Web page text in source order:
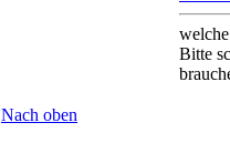
Bitte
Nach oben